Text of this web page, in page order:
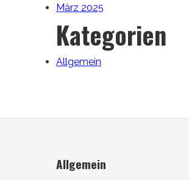
März 2025
Kategorien
Allgemein
Allgemein